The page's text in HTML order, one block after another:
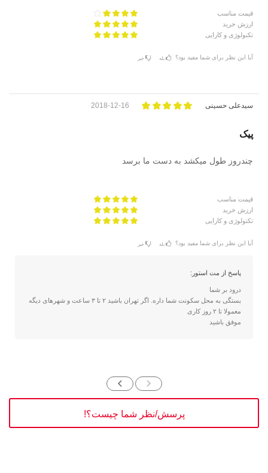
قیمت مناسب
ارزش خرید
تکنولوژی و کارایی
آیا این نظر برای شما مفید بود؟ بله خیر
سیدعلی حسینی 2018-12-16
پیک
چندروز طول میکشد به دست ما برسد
قیمت مناسب
ارزش خرید
تکنولوژی و کارایی
آیا این نظر برای شما مفید بود؟ بله خیر
پاسخ از مت استور:
درود بر شما
بستگی به محل سکونت شما داره. اگر تهران باشید ۲ تا ۳ ساعت و شهرهای دیگه
معمولا تا ۲ روز کاری
موفق باشید
پرسش/نظر شما چیست؟!